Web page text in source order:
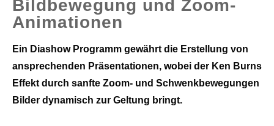
Bildbewegung und Zoom-
Animationen
Ein Diashow Programm gewährt die Erstellung von
ansprechenden Präsentationen, wobei der Ken Burns
Effekt durch sanfte Zoom- und Schwenkbewegungen
Bilder dynamisch zur Geltung bringt.